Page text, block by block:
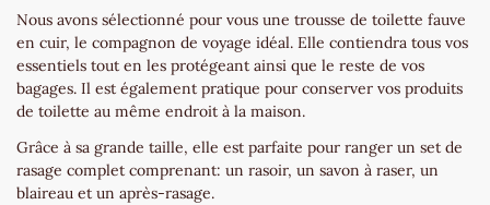
Nous avons sélectionné pour vous une trousse de toilette fauve
en cuir, le compagnon de voyage idéal. Elle contiendra tous vos
essentiels tout en les protégeant ainsi que le reste de vos
bagages. Il est également pratique pour conserver vos produits
de toilette au même endroit à la maison.
Grâce à sa grande taille, elle est parfaite pour ranger un set de
rasage complet comprenant: un rasoir, un savon à raser, un
blaireau et un après-rasage.